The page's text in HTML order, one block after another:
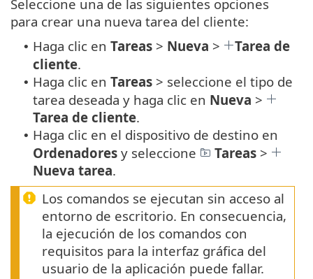
Seleccione una de las siguientes opciones
para crear una nueva tarea del cliente:
• Haga clic en Tareas > Nueva >
Tarea de
cliente.
• Haga clic en Tareas > seleccione el tipo de
tarea deseada y haga clic en Nueva >
Tarea de cliente.
• Haga clic en el dispositivo de destino en
Ordenadores y seleccione Tareas >
Nueva tarea.
Los comandos se ejecutan sin acceso al
entorno de escritorio. En consecuencia,
la ejecución de los comandos con
requisitos para la interfaz gráfica del
usuario de la aplicación puede fallar.